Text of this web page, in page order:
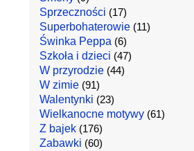
Sprzeczności (17)
Superbohaterowie(11)
Świnka Peppa (6)
Szkoła i dzieci (47)
W przyrodzie(44)
W zimie(91)
Walentynki (23)
Wielkanocne motywy(61)
Z bajek(176)
Zabawki (60)